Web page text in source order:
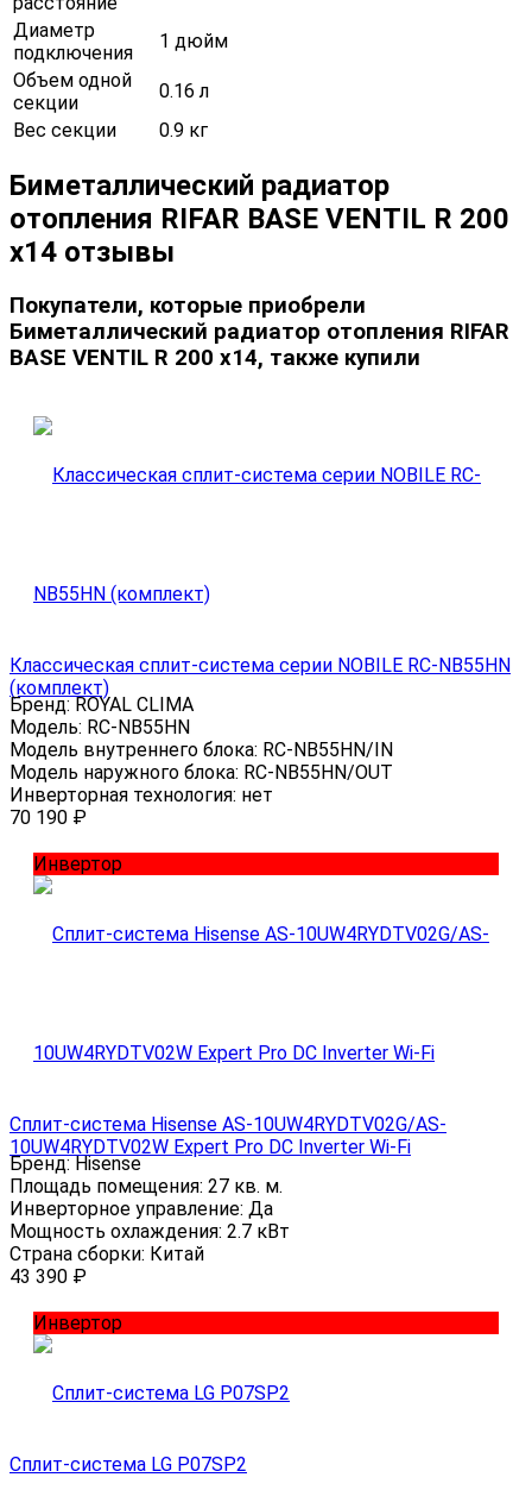
Диаметр
подключения
1 дюйм
Объем одной
секции
0.16 л
Вес секции
0.9 кг
Биметаллический радиатор
отопления RIFAR BASE VENTIL R 200
x14 отзывы
Покупатели, которые приобрели
Биметаллический радиатор отопления RIFAR
BASE VENTIL R 200 x14, также купили
Классическая сплит-система серии NOBILE RC-NB55HN
(комплект)
Бренд: ROYAL CLIMA
Модель: RC-NB55HN
Модель внутреннего блока: RC-NB55HN/IN
Модель наружного блока: RC-NB55HN/OUT
Инверторная технология: нет
70 190 ₽
Инвертор
Сплит-система Hisense AS-10UW4RYDTV02G/AS-
10UW4RYDTV02W Expert Pro DC Inverter Wi-Fi
Бренд: Hisense
Площадь помещения: 27 кв. м.
Инверторное управление: Да
Мощность охлаждения: 2.7 кВт
Страна сборки: Китай
43 390 ₽
Инвертор
Сплит-система LG P07SP2